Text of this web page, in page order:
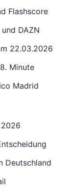
Flashscore
DAZN
22.03.2026
Minute
Madrid
Deutschland